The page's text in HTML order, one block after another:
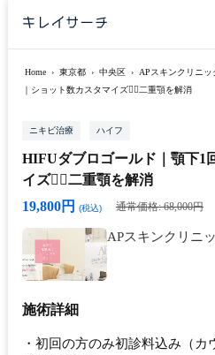
Home › 東京都 › 中央区 › APスキンクリニッ
｜ショット数カスタマイズ👩‍⚕️二重顎を解消
ニキビ治療 ハイフ
HIFUダブロゴールド｜顎下1
イズ👩‍⚕️二重顎を解消
19,800円
(税込) 通常価格: 68,000円
APスキンクリニ
施術詳細
・初回の方のみ初診料込み（